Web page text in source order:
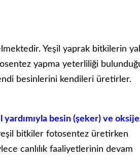
Yeşil yaprak bitkilerin
yapma yeterliliği
besinlerini kendileri üretirler.
yardımıyla besin (şeker) ve
bitkiler fotosentez üretirken
canlılık faaliyetlerinin devam